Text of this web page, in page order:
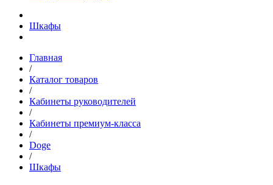
Шкафы
Главная
/
Каталог товаров
/
Кабинеты руководителей
/
Кабинеты премиум-класса
/
Doge
/
Шкафы